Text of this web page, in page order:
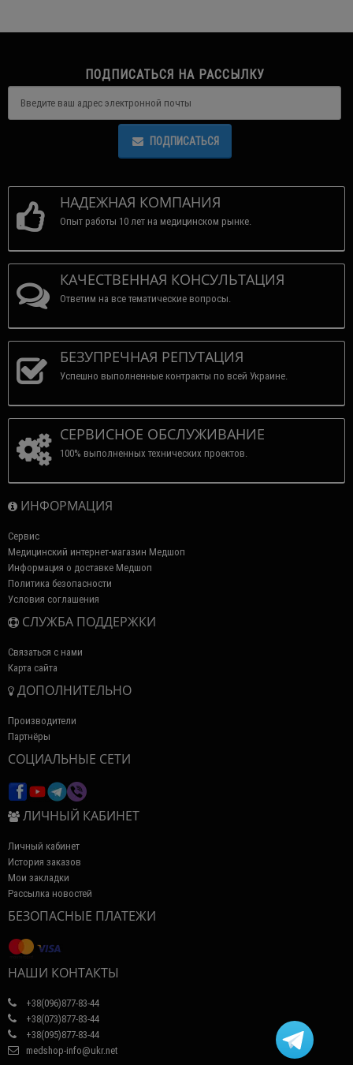
ПОДПИСАТЬСЯ НА РАССЫЛКУ
ПОДПИСАТЬСЯ
НАДЕЖНАЯ КОМПАНИЯ
Опыт работы 10 лет на медицинском рынке.
КАЧЕСТВЕННАЯ КОНСУЛЬТАЦИЯ
Ответим на все тематические вопросы.
БЕЗУПРЕЧНАЯ РЕПУТАЦИЯ
Успешно выполненные контракты по всей Украине.
СЕРВИСНОЕ ОБСЛУЖИВАНИЕ
100% выполненных технических проектов.
ИНФОРМАЦИЯ
Сервис
Медицинский интернет-магазин Медшоп
Информация о доставке Медшоп
Политика безопасности
Условия соглашения
СЛУЖБА ПОДДЕРЖКИ
Связаться с нами
Карта сайта
ДОПОЛНИТЕЛЬНО
Производители
Партнёры
СОЦИАЛЬНЫЕ СЕТИ
ЛИЧНЫЙ КАБИНЕТ
Личный кабинет
История заказов
Мои закладки
Рассылка новостей
БЕЗОПАСНЫЕ ПЛАТЕЖИ
НАШИ КОНТАКТЫ
+38(096)877-83-44
+38(073)877-83-44
+38(095)877-83-44
medshop-info@ukr.net